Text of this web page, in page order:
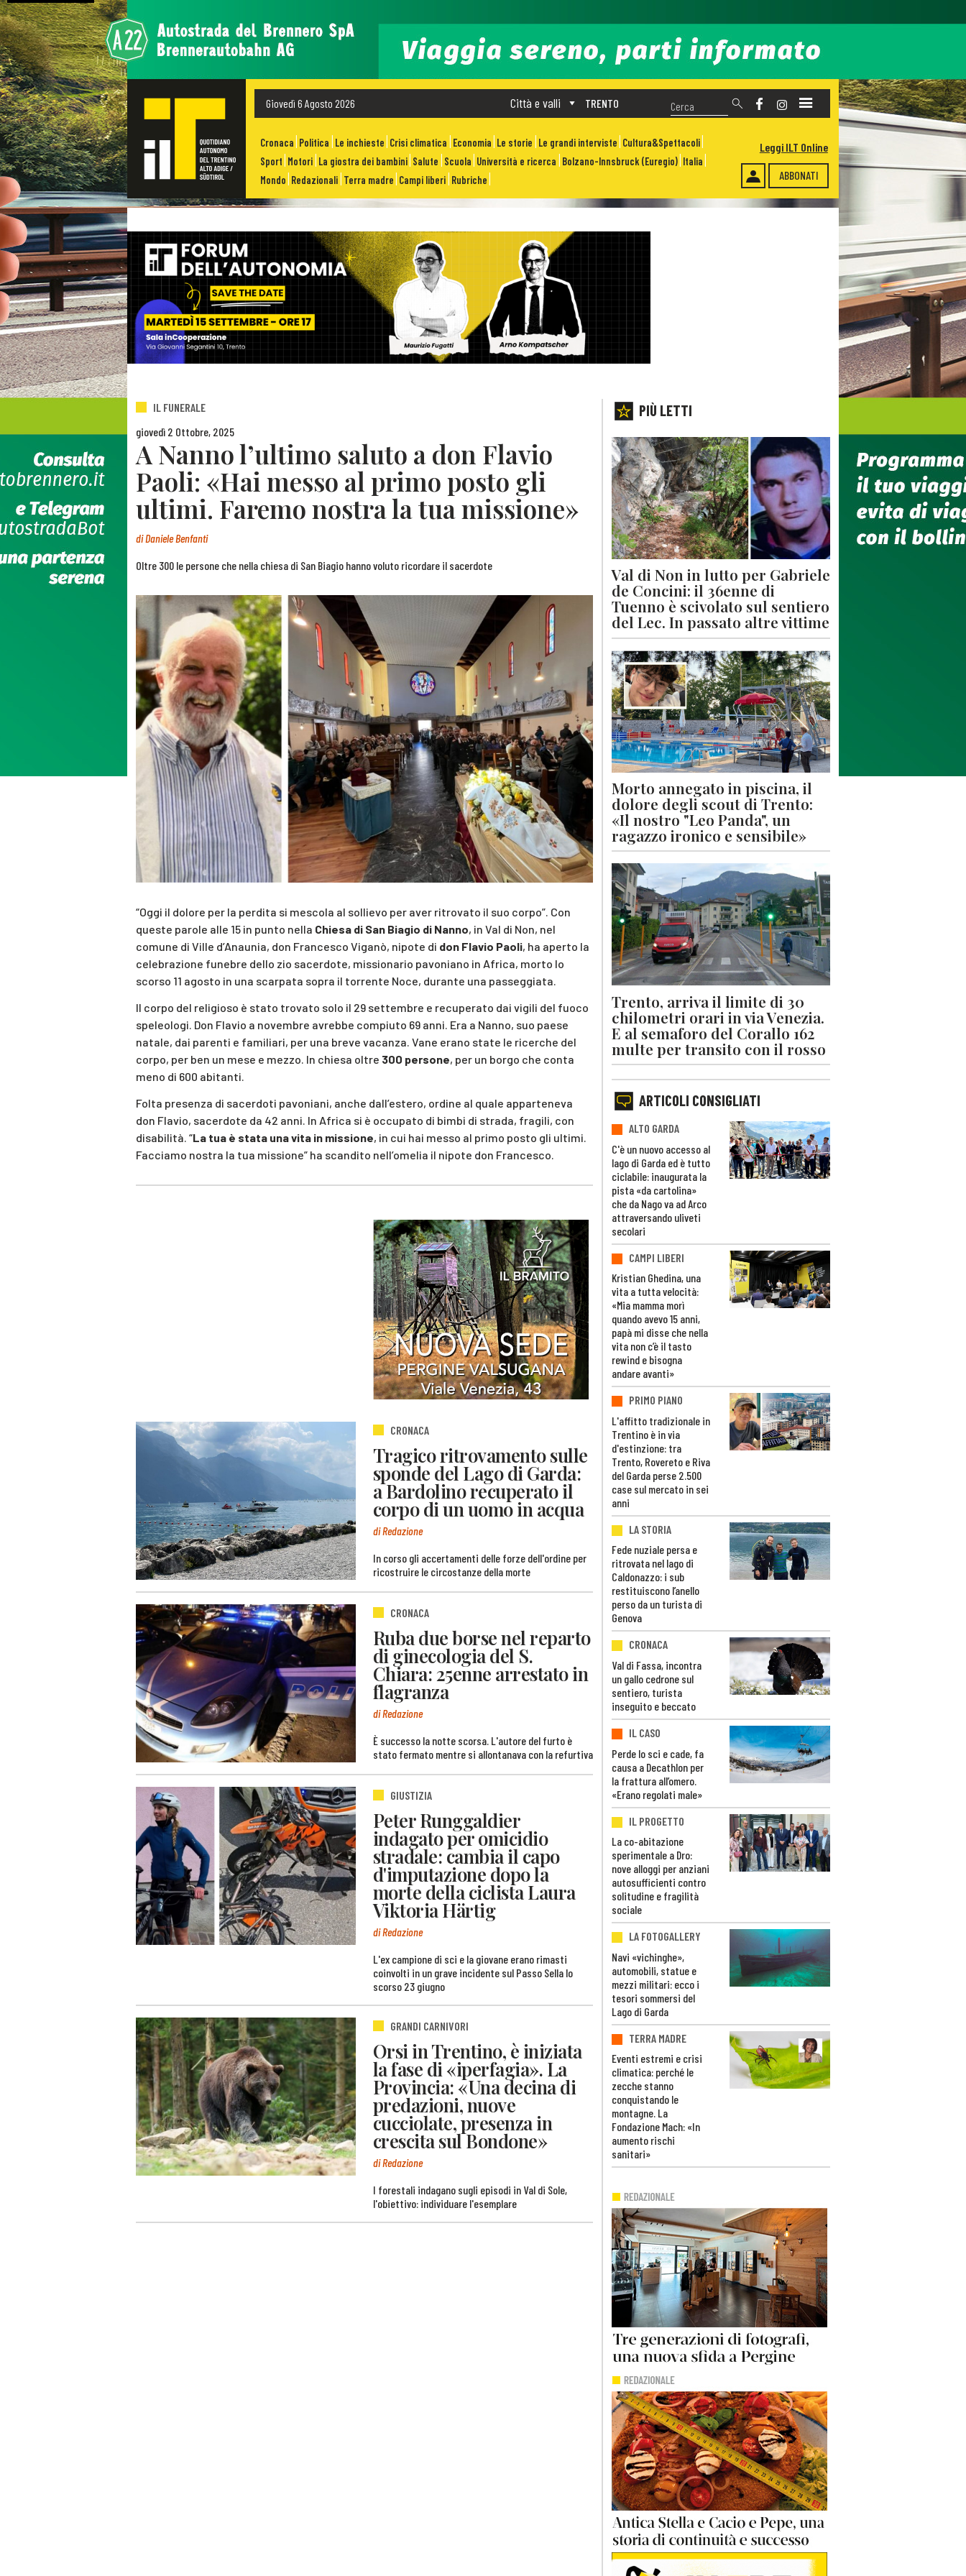
Giovedì 6 Agosto 2026 TRENTO
Città e valli
Cronaca Politica Le inchieste Crisi climatica Economia Le storie Le grandi interviste Cultura&Spettacoli
Sport Motori La giostra dei bambini Salute Scuola Università e ricerca Bolzano-Innsbruck (Euregio) Italia
Mondo Redazionali Terra madre Campi liberi Rubriche ABBONATI
Leggi ILT Online
IL FUNERALE
giovedì 2 Ottobre, 2025
A Nanno l’ultimo saluto a don Flavio
Paoli: «Hai messo al primo posto gli
ultimi. Faremo nostra la tua missione»
diDaniele Benfanti
Oltre 300 le persone che nella chiesa di San Biagio hanno voluto ricordare il sacerdote
“Oggi il dolore per la perdita si mescola al sollievo per aver ritrovato il suo corpo”. Con
queste parole alle 15 in punto nella Chiesa di San Biagio di Nanno, in Val di Non, nel
comune di Ville d’Anaunia, don Francesco Viganò, nipote di don Flavio Paoli, ha aperto la
celebrazione funebre dello zio sacerdote, missionario pavoniano in Africa, morto lo
scorso 11 agosto in una scarpata sopra il torrente Noce, durante una passeggiata.
Il corpo del religioso è stato trovato solo il 29 settembre e recuperato dai vigili del fuoco
speleologi. Don Flavio a novembre avrebbe compiuto 69 anni. Era a Nanno, suo paese
natale, dai parenti e familiari, per una breve vacanza. Vane erano state le ricerche del
corpo, per ben un mese e mezzo. In chiesa oltre 300 persone, per un borgo che conta
meno di 600 abitanti.
Folta presenza di sacerdoti pavoniani, anche dall’estero, ordine al quale apparteneva
don Flavio, sacerdote da 42 anni. In Africa si è occupato di bimbi di strada, fragili, con
disabilità. “La tua è stata una vita in missione, in cui hai messo al primo posto gli ultimi.
Facciamo nostra la tua missione” ha scandito nell’omelia il nipote don Francesco.
CRONACA
Tragico ritrovamento sulle
sponde del Lago di Garda:
a Bardolino recuperato il
corpo di un uomo in acqua
di Redazione
In corso gli accertamenti delle forze dell'ordine per
ricostruire le circostanze della morte
CRONACA
Ruba due borse nel reparto
di ginecologia del S.
Chiara: 25enne arrestato in
flagranza
di Redazione
È successo la notte scorsa. L'autore del furto è
stato fermato mentre si allontanava con la refurtiva
GIUSTIZIA
Peter Runggaldier
indagato per omicidio
stradale: cambia il capo
d'imputazione dopo la
morte della ciclista Laura
Viktoria Härtig
di Redazione
L'ex campione di sci e la giovane erano rimasti
coinvolti in un grave incidente sul Passo Sella lo
scorso 23 giugno
GRANDI CARNIVORI
Orsi in Trentino, è iniziata
la fase di «iperfagia». La
Provincia: «Una decina di
predazioni, nuove
cucciolate, presenza in
crescita sul Bondone»
di Redazione
I forestali indagano sugli episodi in Val di Sole,
l'obiettivo: individuare l'esemplare
PIÙ LETTI
Val di Non in lutto per Gabriele
de Concini: il 36enne di
Tuenno è scivolato sul sentiero
del Lec. In passato altre vittime
Morto annegato in piscina, il
dolore degli scout di Trento:
«Il nostro "Leo Panda", un
ragazzo ironico e sensibile»
Trento, arriva il limite di 30
chilometri orari in via Venezia.
E al semaforo del Corallo 162
multe per transito con il rosso
ARTICOLI CONSIGLIATI
ALTO GARDA
C'è un nuovo accesso al
lago di Garda ed è tutto
ciclabile: inaugurata la
pista «da cartolina»
che da Nago va ad Arco
attraversando uliveti
secolari
CAMPI LIBERI
Kristian Ghedina, una
vita a tutta velocità:
«Mia mamma morì
quando avevo 15 anni,
papà mi disse che nella
vita non c’è il tasto
rewind e bisogna
andare avanti»
PRIMO PIANO
L'affitto tradizionale in
Trentino è in via
d'estinzione: tra
Trento, Rovereto e Riva
del Garda perse 2.500
case sul mercato in sei
anni
LA STORIA
Fede nuziale persa e
ritrovata nel lago di
Caldonazzo: i sub
restituiscono l’anello
perso da un turista di
Genova
CRONACA
Val di Fassa, incontra
un gallo cedrone sul
sentiero, turista
inseguito e beccato
IL CASO
Perde lo sci e cade, fa
causa a Decathlon per
la frattura all’omero.
«Erano regolati male»
IL PROGETTO
La co-abitazione
sperimentale a Dro:
nove alloggi per anziani
autosufficienti contro
solitudine e fragilità
sociale
LA FOTOGALLERY
Navi «vichinghe»,
automobili, statue e
mezzi militari: ecco i
tesori sommersi del
Lago di Garda
TERRA MADRE
Eventi estremi e crisi
climatica: perché le
zecche stanno
conquistando le
montagne. La
Fondazione Mach: «In
aumento rischi
sanitari»